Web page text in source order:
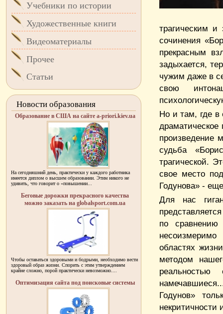
трагическим
сочинения
прекрасным
задыхается,
чужим даже в
свою
Но и там, где в
драматическое
произведение
судьба
трагической.
свое место
Годунова» -
Для нас
по
областях
методом
Годунов»
Учебники по истории
Художественные книги
Видеоматериалы
Прочее
Статьи
Новости образования
Образование в США на сайте a-priori.kiev.ua
На сегодняшний день, практически у каждого работника
имеется диплом о высшем образовании. Этим никого не
удивить, что говорит о «повышении...
Беговые дорожки прекрасного качества
можно заказать на globalsport.com.ua
Чтобы оставаться здоровыми и бодрыми, необходимо вести
здоровый образ жизни. Спорить с этим утверждением
крайне сложно, порой практически невозможно....
Оптимизация сайта под поисковые системы